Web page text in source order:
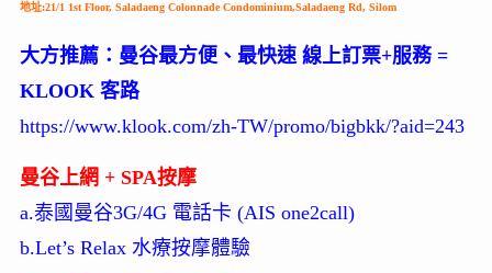
地址:21/1 1st Floor, Saladaeng Colonnade Condominium,Saladaeng Rd, Silom
大方推薦：曼谷最方便、最快速 線上訂票+服務 =
KLOOK 客路
https://www.klook.com/zh-TW/promo/bigbkk/?aid=243
曼谷上網 + SPA按摩
a.泰國曼谷3G/4G 電話卡 (AIS one2call)
b.Let’s Relax 水療按摩體驗